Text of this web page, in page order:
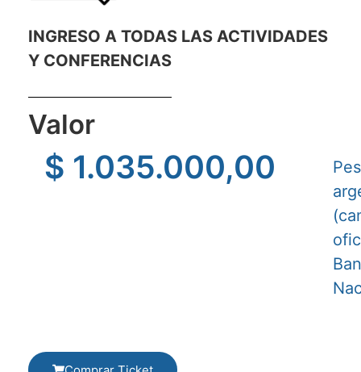
INGRESO A TODAS LAS ACTIVIDADES
Y CONFERENCIAS
Valor
$ 1.035.000,00